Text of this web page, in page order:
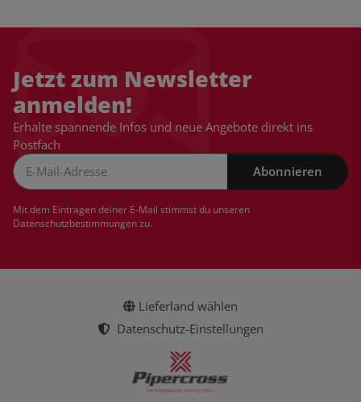
Jetzt zum Newsletter
anmelden!
Erhalte spannende Infos und neue Angebote direkt ins
Postfach
Abonnieren
Mit dem Eintragen deiner E-Mail stimmst du unseren
Datenschutzbestimmungenzu.
Lieferland wählen
Datenschutz-Einstellungen